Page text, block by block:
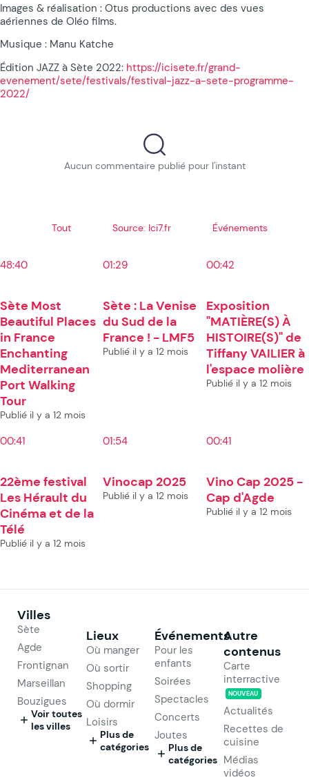
Images & réalisation : Otus productions avec des vues
aériennes de Oléo films.
Musique : Manu Katche
Édition JAZZ à Sète 2022: https://icisete.fr/grand-
evenement/sete/festivals/festival-jazz-a-sete-programme-
2022/
Aucun commentaire publié pour l'instant
Tout Source: Ici7.fr Événements
48:40
Sète Most
Beautiful Places
in France
Enchanting
Mediterranean
Port Walking
Tour
Publié il y a 12 mois
01:29
Sète : La Venise
du Sud de la
France ! - LMF5
Publié il y a 12 mois
00:42
Exposition
"MATIÈRE(S) À
HISTOIRE(S)" de
Tiffany VAILIER à
l'espace molière
Publié il y a 12 mois
00:41
22ème festival
Les Hérault du
Cinéma et de la
Télé
Publié il y a 12 mois
01:54
Vinocap 2025
Publié il y a 12 mois
00:41
Vino Cap 2025 -
Cap d'Agde
Publié il y a 12 mois
Villes
Sète
Agde
Frontignan
Marseillan
Bouzigues
Voir toutes
les villes
Lieux
Où manger
Où sortir
Shopping
Où dormir
Loisirs
Plus de
catégories
Événements
Pour les
enfants
Soirées
Spectacles
Concerts
Joutes
Plus de
catégories
Autre
contenus
Carte
interractive
NOUVEAU
Actualités
Recettes de
cuisine
Médias
vidéos